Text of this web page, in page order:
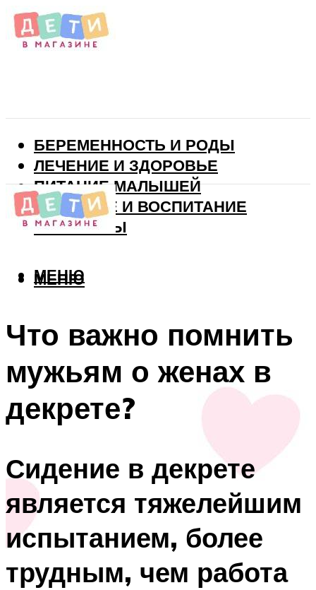
БЕРЕМЕННОСТЬ И РОДЫ
ЛЕЧЕНИЕ И ЗДОРОВЬЕ
ПИТАНИЕ МАЛЫШЕЙ
РАЗВИТИЕ И ВОСПИТАНИЕ
ВИТАМИНЫ
МЕНЮ
МЕНЮ
Что важно помнить
мужьям о женах в
декрете?
Сидение в декрете
является тяжелейшим
испытанием, более
трудным, чем работа